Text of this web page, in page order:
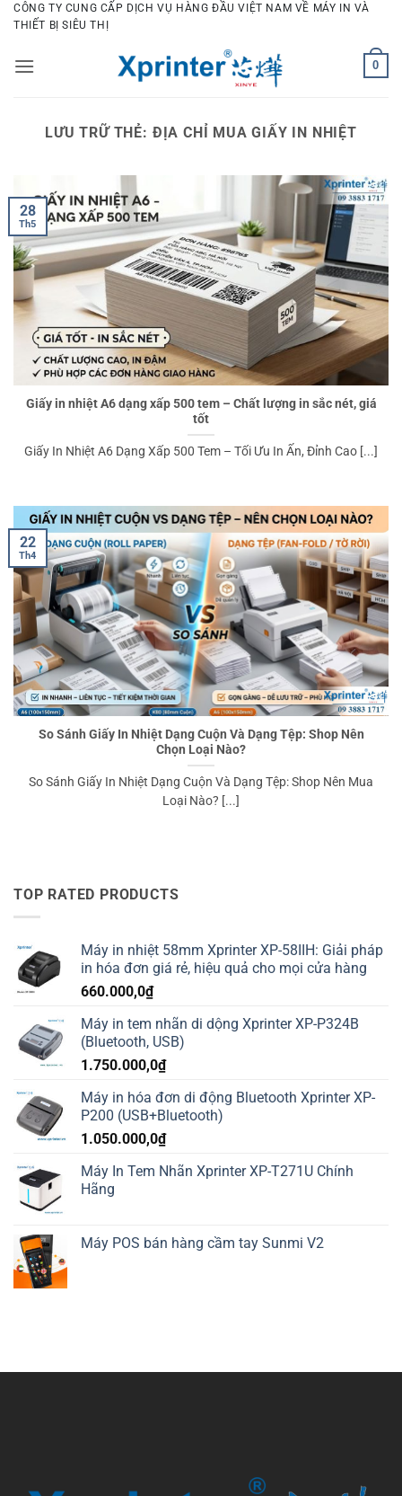
Bỏ
qua
dung
CÔNG TY CUNG CẤP DỊCH VỤ HÀNG ĐẦU VIỆT NAM VỀ MÁY IN VÀ
THIẾT BỊ SIÊU THỊ
0
LƯU TRỮ THẺ: ĐỊA CHỈ MUA GIẤY IN NHIỆT
Giấy in nhiệt A6 dạng xấp 500 tem – Chất lượng in sắc nét, giá
tốt
Giấy In Nhiệt A6 Dạng Xấp 500 Tem – Tối Ưu In Ấn, Đỉnh Cao [...]
28
Th5
So Sánh Giấy In Nhiệt Dạng Cuộn Và Dạng Tệp: Shop Nên
Chọn Loại Nào?
So Sánh Giấy In Nhiệt Dạng Cuộn Và Dạng Tệp: Shop Nên Mua
Loại Nào? [...]
22
Th4
TOP RATED PRODUCTS
Máy in nhiệt 58mm Xprinter XP-58IIH: Giải pháp
in hóa đơn giá rẻ, hiệu quả cho mọi cửa hàng
660.000,0₫
Máy in tem nhãn di dộng Xprinter XP-P324B
(Bluetooth, USB)
1.750.000,0₫
Máy in hóa đơn di động Bluetooth Xprinter XP-
P200 (USB+Bluetooth)
1.050.000,0₫
Máy In Tem Nhãn Xprinter XP-T271U Chính
Hãng
Máy POS bán hàng cầm tay Sunmi V2